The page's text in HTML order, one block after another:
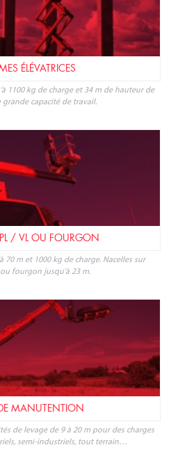
ÉLÉVATRICES
1100 kg de charge et 34 m de hauteur de
capacité de travail.
PL / VL OU FOURGON
m et 1000 kg de charge. Nacelles sur
fourgon jusqu'à 23 m.
MANUTENTION
de levage de 9 à 20 m pour des charges
semi-industriels, tout terrain…